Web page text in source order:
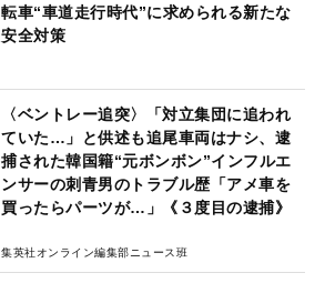
転車“車道走行時代”に求められる新たな
安全対策
〈ベントレー追突〉「対立集団に追われ
ていた…」と供述も追尾車両はナシ、逮
捕された韓国籍“元ボンボン”インフルエ
ンサーの刺青男のトラブル歴「アメ車を
買ったらパーツが…」《３度目の逮捕》
集英社オンライン編集部ニュース班